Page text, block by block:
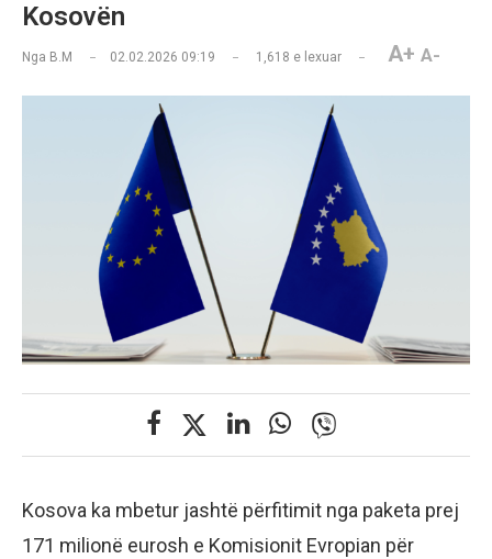
Kosovën
Nga B.M 02.02.2026 09:19 1,618 e lexuar A+ A-
Kosova ka mbetur jashtë përfitimit nga paketa prej
171 milionë eurosh e Komisionit Evropian për